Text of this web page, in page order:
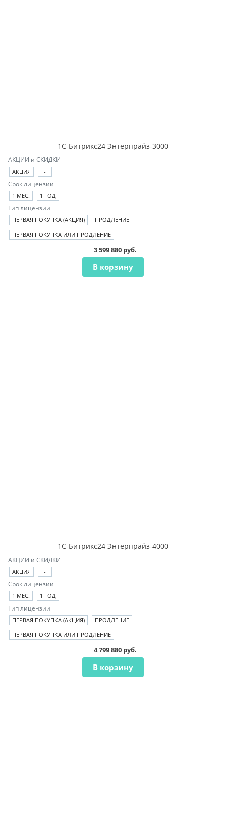
1С-Битрикс24 Энтерпрайз-3000
АКЦИИ и СКИДКИ
АКЦИЯ -
Срок лицензии
1 МЕС. 1 ГОД
Тип лицензии
ПЕРВАЯ ПОКУПКА (АКЦИЯ)
ПРОДЛЕНИЕ
ПЕРВАЯ ПОКУПКА ИЛИ ПРОДЛЕНИЕ
3 599 880 руб.
В корзину
1С-Битрикс24 Энтерпрайз-4000
АКЦИИ и СКИДКИ
АКЦИЯ -
Срок лицензии
1 МЕС. 1 ГОД
Тип лицензии
ПЕРВАЯ ПОКУПКА (АКЦИЯ)
ПРОДЛЕНИЕ
ПЕРВАЯ ПОКУПКА ИЛИ ПРОДЛЕНИЕ
4 799 880 руб.
В корзину